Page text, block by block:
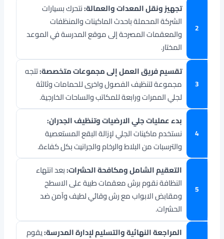
تجهيز ونقل المعدات والعمالة:نتحرك بسيارات
الشركة المحملة باحدث الماكينات والمنظفات
والمعقمات المصرحة إلى موقع المدرسة في الموعد
المختار.
تقسيم فريق العمل إلى مجموعات متخصصة:تتجه
مجموعة لتنظيف الفصول واخرى للحمامات وثالثة
لجلي الممرات ورابعة للمكاتب والساحات الخارجية.
بدء عمليات جلي الارضيات وتنظيف الجدران:
نستخدم ماكينات الجلي لإزالة البقع المستعصية
والترسبات من البلاط والرخام والجرانيت بكل كفاءة.
التعقيم الشامل ومكافحة الحشرات:بعد انتهاء
النظافة نقوم برش معقمات طبية على الاسطح
ومقابض الابواب مع رش وقائي لطيف وآمن ضد
الحشرات.
المراجعة النهائية والتسليم لإدارة المدرسة:يقوم